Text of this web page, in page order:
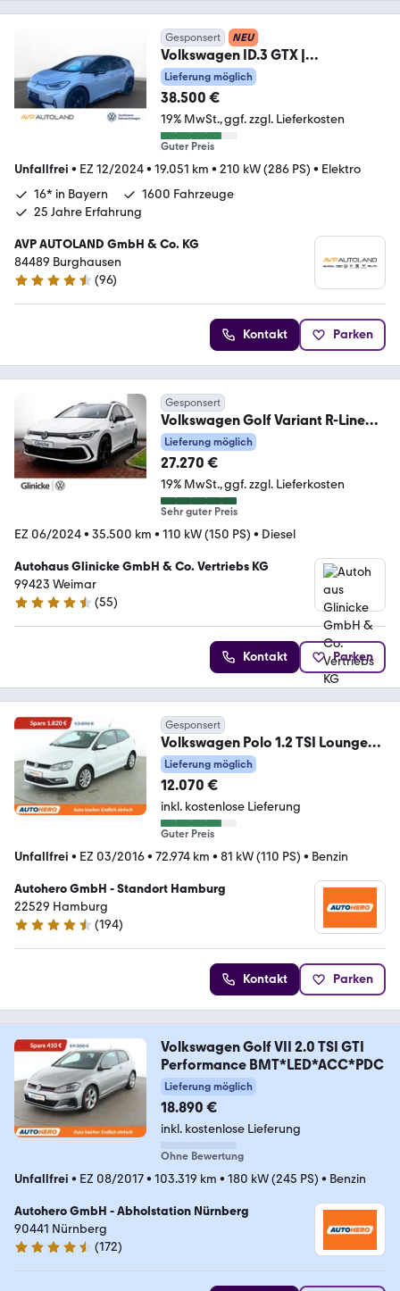
Gesponsert NEU
Volkswagen ID.3 GTX |
STANDKLIMA | NAVI | PANO | ACC |
Lieferung möglich
38.500 €
19% MwSt. ggf. zzgl. Lieferkosten
Guter Preis
Unfallfrei • EZ 12/2024• 19.051 km • 210 kW (286 PS) • Elektro
16* in Bayern
1600 Fahrzeuge
25 Jahre Erfahrung
AVP AUTOLAND GmbH & Co. KG
84489 Burghausen
4.7 Sterne
(96)
Kontakt Parken
Gesponsert
Volkswagen Golf Variant R-Line
TDI 150 PS | Pano | Navi uvm
Lieferung möglich
27.270 €
19% MwSt. ggf. zzgl. Lieferkosten
Sehr guter Preis
EZ 06/2024• 35.500 km • 110 kW (150 PS) • Diesel
Autohaus Glinicke GmbH & Co. Vertriebs KG
99423 Weimar
4.4 Sterne
(55)
Kontakt Parken
Gesponsert
Volkswagen Polo 1.2 TSI Lounge
BMT*ACC*PDC*KLIMA*ALU*
Lieferung möglich
12.070 €
inkl. kostenlose Lieferung
Guter Preis
Unfallfrei • EZ 03/2016• 72.974 km • 81 kW (110 PS) • Benzin
Autohero GmbH - Standort Hamburg
22529 Hamburg
4.6 Sterne
(194)
Kontakt Parken
Volkswagen Golf VII 2.0 TSI GTI
Performance BMT*LED*ACC*PDC
Lieferung möglich
18.890 €
inkl. kostenlose Lieferung
Ohne Bewertung
Unfallfrei • EZ 08/2017• 103.319 km • 180 kW (245 PS) • Benzin
Autohero GmbH - Abholstation Nürnberg
90441 Nürnberg
4.5 Sterne
(172)